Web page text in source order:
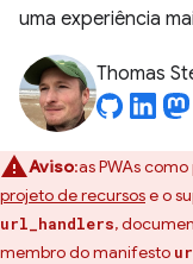
uma experiência
Thomas
Aviso:as PWAs
projeto de recursose o
url_handlers,
membro do manifesto